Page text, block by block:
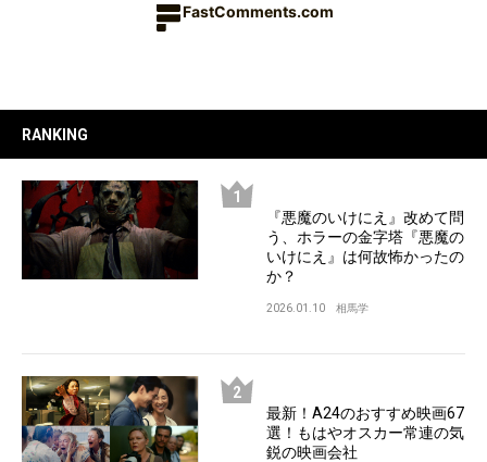
FastComments.com
RANKING
『悪魔のいけにえ』改めて問
う、ホラーの金字塔『悪魔の
いけにえ』は何故怖かったの
か？
2026.01.10 相馬学
最新！A24のおすすめ映画67
選！もはやオスカー常連の気
鋭の映画会社